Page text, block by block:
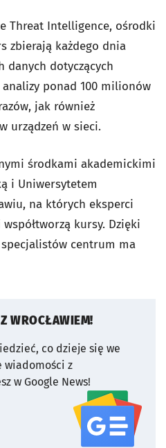
Threat Intelligence, ośrodki
zbierają każdego dnia
danych dotyczących
analizy ponad 100 milionów
jak również
urządzeń w sieci.
środkami akademickimi
i Uniwersytetem
na których eksperci
kursy. Dzięki
centrum ma
WROCŁAWIEM!
co dzieje się we
wiadomości z
w Google News!
serwisu